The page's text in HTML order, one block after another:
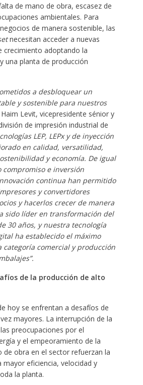
de mano de obra, escasez de
ambientales. Para
de manera sostenible, las
necesitan acceder a nuevas
crecimiento adoptando la
una planta de producción
a desbloquear un
y sostenible para nuestros
Levit, vicepresidente sénior y
de impresión industrial de
LEP, LEPx y de inyección
en calidad, versatilidad,
y economía. De igual
compromiso e inversión
continua han permitido
y convertidores
y hacerlos crecer de manera
sido líder en transformación del
30 años, y nuestra tecnología
ha establecido el máximo
categoría comercial y producción
de la producción de alto
hoy se enfrentan a desafíos de
mayores. La interrupción de la
preocupaciones por el
y el empeoramiento de la
de obra en el sector refuerzan la
mayor eficiencia, velocidad y
la planta.